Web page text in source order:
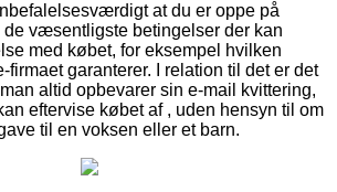
at du er oppe på
væsentligste betingelser der kan
med købet, for eksempel hvilken
firmaet garanterer. I relation til det er det
altid opbevarer sin e-mail kvittering,
eftervise købet af , uden hensyn til om
til en voksen eller et barn.